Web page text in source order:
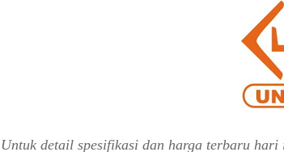
Untuk detail spesifikasi dan harga terbaru hari